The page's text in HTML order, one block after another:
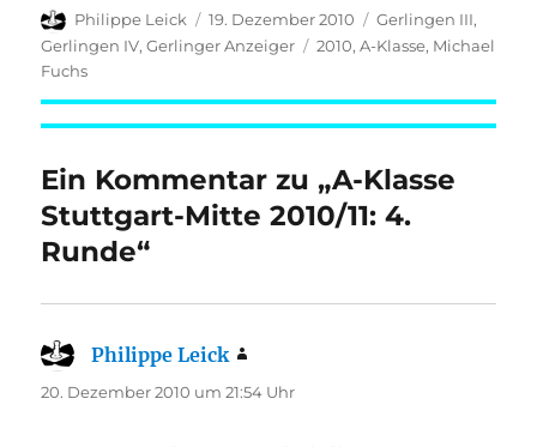
Autor
Philippe Leick
Veröffentlicht
am
19. Dezember 2010 Kategorien
Gerlingen III,
Gerlingen IV,Gerlinger Anzeiger Schlagwörter
2010,A-Klasse, Michael
Fuchs
Ein Kommentar zu „A-Klasse
Stuttgart-Mitte 2010/11: 4.
Runde“
Philippe Leick
20. Dezember 2010 um 21:54 Uhr